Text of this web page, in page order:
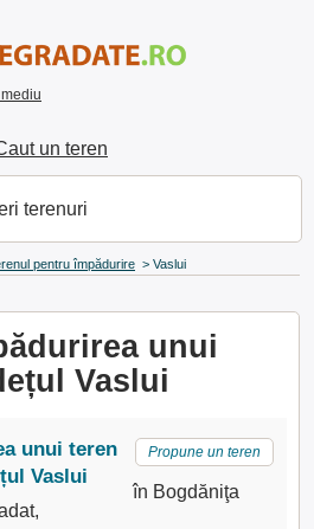
un teren
terenuri
pentru împădurire > Vaslui
unui
Vaslui
unui teren
Vaslui
Propune un teren
în Bogdăniţa